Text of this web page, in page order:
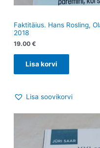
Faktitäius. Hans Rosling,
2018
19.00 €
Lisa korvi
Lisa soovikorvi